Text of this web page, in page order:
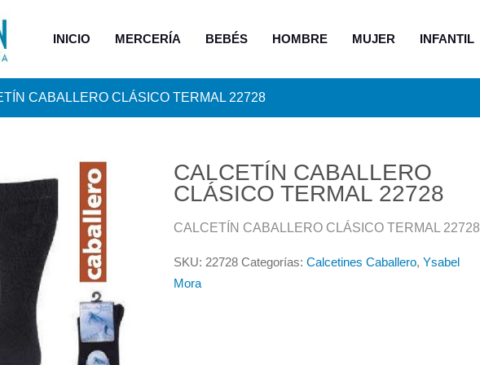
INICIO MERCERÍA BEBÉS HOMBRE MUJER INFANTIL
CABALLERO CLÁSICO TERMAL 22728
CALCETÍN CABALLERO
CLÁSICO TERMAL 22728
CALCETÍN CABALLERO CLÁSICO TERMAL 22728
SKU: 22728 Categorías:Calcetines Caballero,Ysabel
Mora